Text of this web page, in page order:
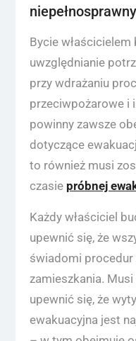
Bycie właścicielem
uwzględnianie
przy wdrażaniu
przeciwpożarowe i
powinny zawsze
dotyczące
to również musi
czasie próbnej
Każdy właściciel
upewnić się, że
świadomi procedur
zamieszkania.
upewnić się, że
ewakuacyjna jest